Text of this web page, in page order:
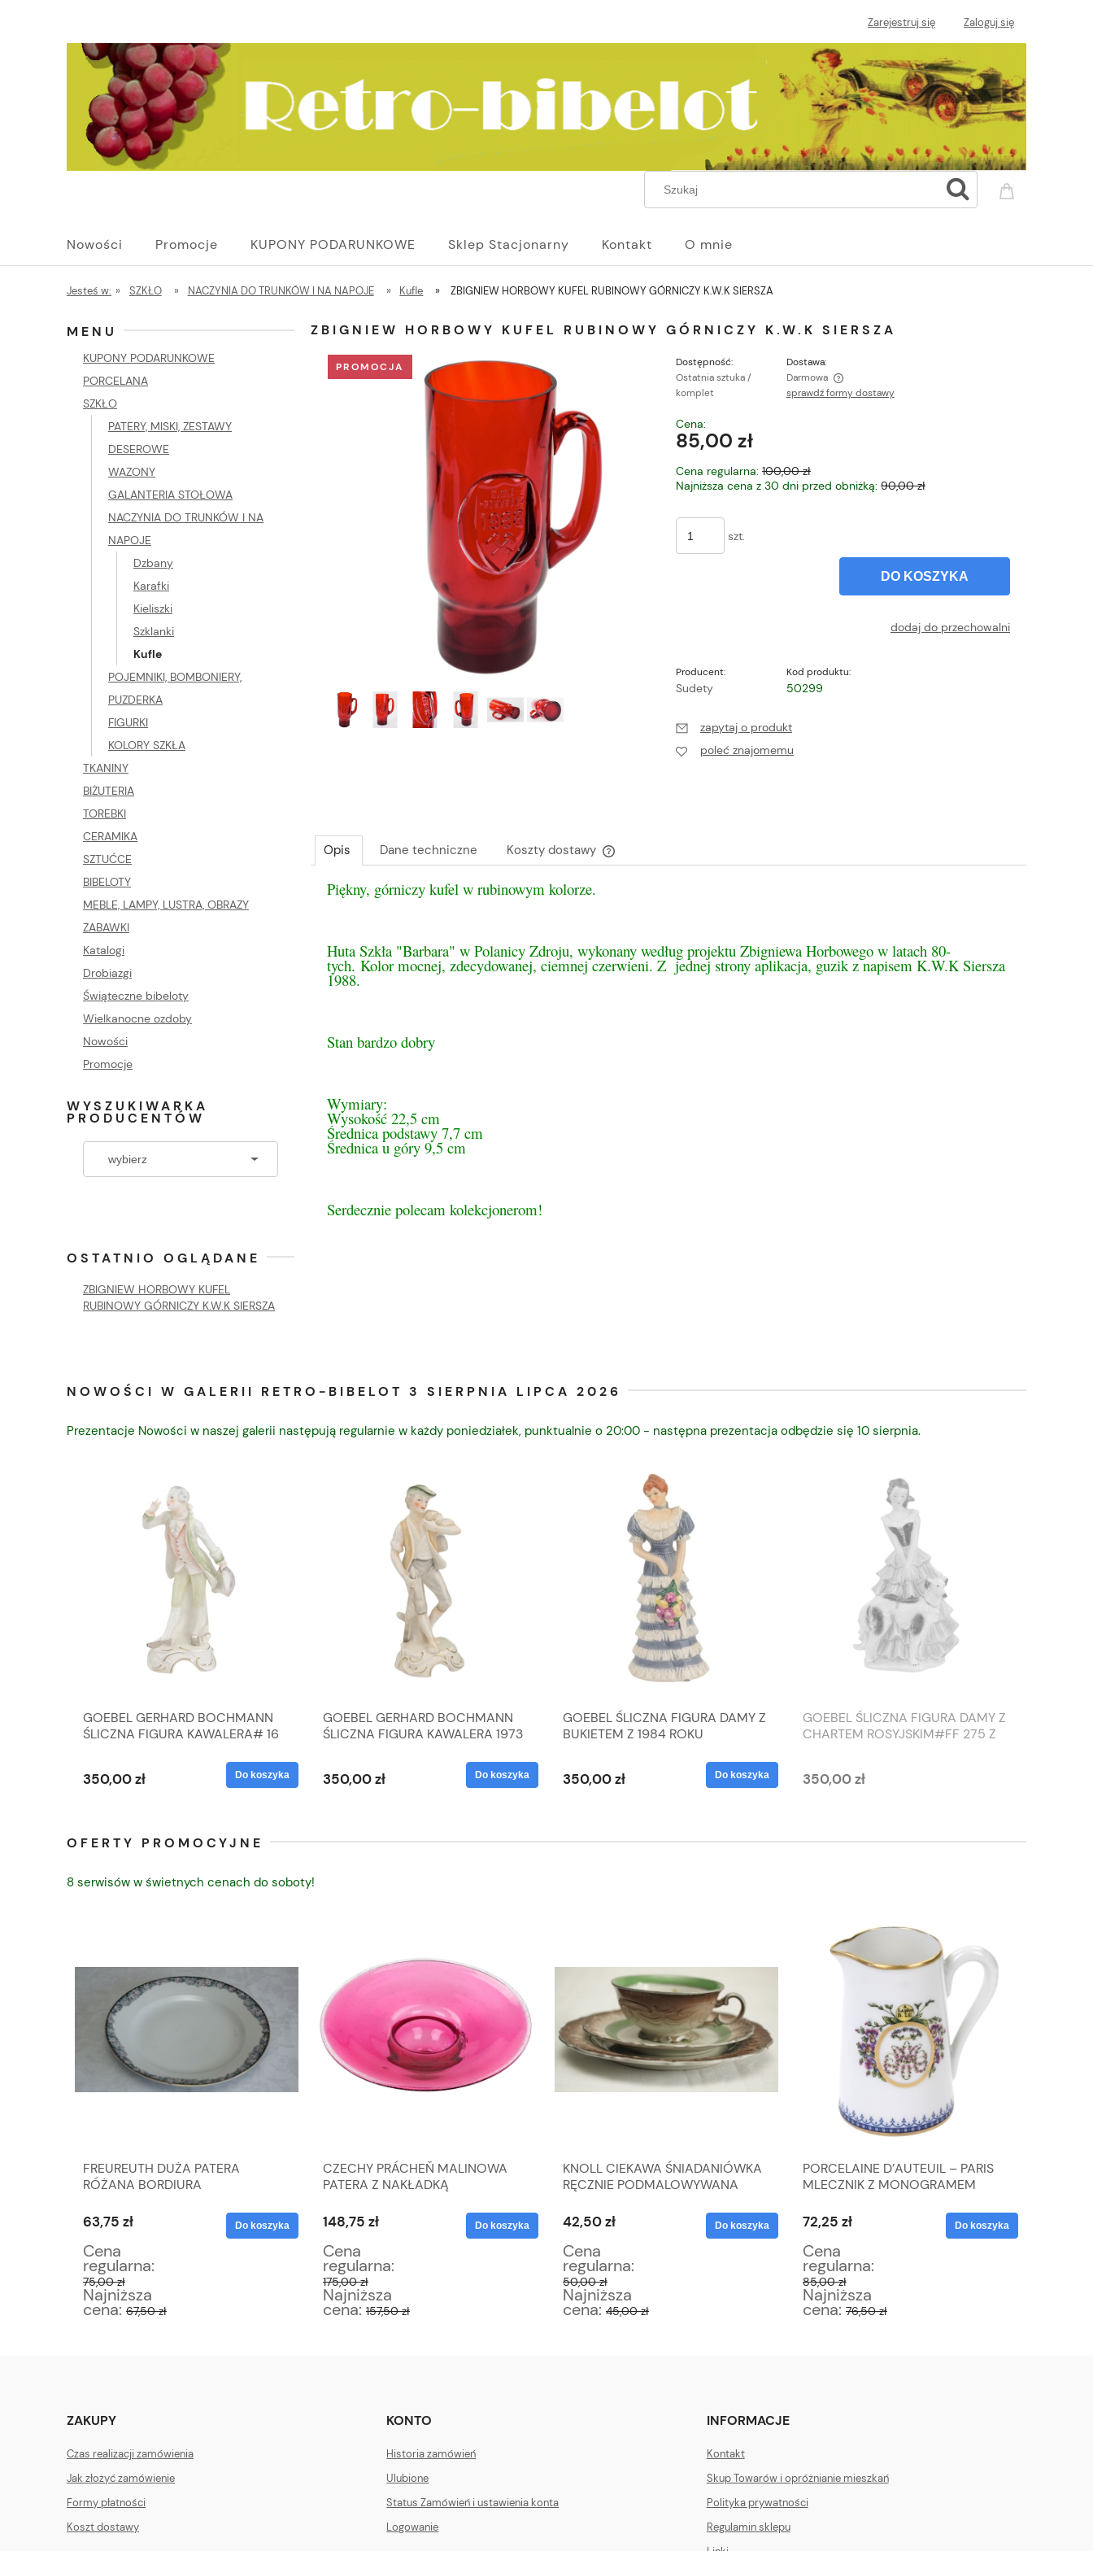
Zarejestruj się Zaloguj się
Nowości Promocje KUPONY PODARUNKOWE Sklep Stacjonarny Kontakt O mnie
Jesteś w: » SZKŁO » NACZYNIA DO TRUNKÓW I NA NAPOJE » Kufle » ZBIGNIEW HORBOWY KUFEL RUBINOWY GÓRNICZY K.W.K SIERSZA
MENU
KUPONY PODARUNKOWE
PORCELANA
SZKŁO
PATERY, MISKI, ZESTAWY
DESEROWE
WAZONY
GALANTERIA STOŁOWA
NACZYNIA DO TRUNKÓW I NA
NAPOJE
Dzbany
Karafki
Kieliszki
Szklanki
Kufle
POJEMNIKI, BOMBONIERY,
PUZDERKA
FIGURKI
KOLORY SZKŁA
TKANINY
BIŻUTERIA
TOREBKI
CERAMIKA
SZTUĆCE
BIBELOTY
MEBLE, LAMPY, LUSTRA, OBRAZY
ZABAWKI
Katalogi
Drobiazgi
Świąteczne bibeloty
Wielkanocne ozdoby
Nowości
Promocje
WYSZUKIWARKA
PRODUCENTÓW
OSTATNIO OGLĄDANE
ZBIGNIEW HORBOWY KUFEL
RUBINOWY GÓRNICZY K.W.K SIERSZA
ZBIGNIEW HORBOWY KUFEL RUBINOWY GÓRNICZY K.W.K SIERSZA
PROMOCJA
Dostępność:
Ostatnia sztuka /
komplet
Dostawa:
Darmowa
sprawdź formy dostawy
Cena:
85,00 zł
Cena regularna: 100,00 zł
Najniższa cena z 30 dni przed obniżką: 90,00 zł
szt.
DO KOSZYKA
dodaj do przechowalni
Producent:
Sudety
Kod produktu:
50299
zapytaj o produkt
poleć znajomemu
Opis Dane techniczne Koszty dostawy
Piękny, górniczy kufel w rubinowym kolorze.
Huta Szkła "Barbara" w Polanicy Zdroju, wykonany według projektu Zbigniewa Horbowego w latach 80-
tych. Kolor mocnej, zdecydowanej, ciemnej czerwieni. Z jednej strony aplikacja, guzik z napisem K.W.K Siersza
1988.
Stan bardzo dobry
Wymiary:
Wysokość 22,5 cm
Średnica podstawy 7,7 cm
Średnica u góry 9,5 cm
Serdecznie polecam kolekcjonerom!
NOWOŚCI W GALERII RETRO-BIBELOT 3 SIERPNIA LIPCA 2026
Prezentacje Nowości w naszej galerii następują regularnie w każdy poniedziałek, punktualnie o 20:00 - następna prezentacja odbędzie się 10 sierpnia.
GOEBEL GERHARD BOCHMANN
ŚLICZNA FIGURA KAWALERA# 16
350,00 zł Do koszyka
GOEBEL GERHARD BOCHMANN
ŚLICZNA FIGURA KAWALERA 1973
350,00 zł Do koszyka
GOEBEL ŚLICZNA FIGURA DAMY Z
BUKIETEM Z 1984 ROKU
350,00 zł Do koszyka
GOEBEL ŚLICZNA FIGURA DAMY Z
CHARTEM ROSYJSKIM#FF 275 Z
350,00 zł
OFERTY PROMOCYJNE
8 serwisów w świetnych cenach do soboty!
FREUREUTH DUŻA PATERA
RÓŻANA BORDIURA
63,75 zł
Cena
regularna:
75,00 zł
Najniższa
cena: 67,50 zł
Do koszyka
CZECHY PRÁCHEŇ MALINOWA
PATERA Z NAKŁADKĄ
148,75 zł
Cena
regularna:
175,00 zł
Najniższa
cena: 157,50 zł
Do koszyka
KNOLL CIEKAWA ŚNIADANIÓWKA
RĘCZNIE PODMALOWYWANA
42,50 zł
Cena
regularna:
50,00 zł
Najniższa
cena: 45,00 zł
Do koszyka
PORCELAINE D’AUTEUIL – PARIS
MLECZNIK Z MONOGRAMEM
72,25 zł
Cena
regularna:
85,00 zł
Najniższa
cena: 76,50 zł
Do koszyka
ZAKUPY
Czas realizacji zamówienia
Jak złożyć zamówienie
Formy płatności
Koszt dostawy
KONTO
Historia zamówień
Ulubione
Status Zamówień i ustawienia konta
Logowanie
INFORMACJE
Kontakt
Skup Towarów i opróżnianie mieszkań
Polityka prywatności
Regulamin sklepu